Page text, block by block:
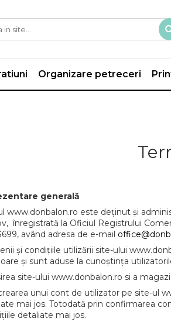
Organizare petreceri
generală
www.donbalon.ro este deținut și
înregistrată la Oficiul Registrului
având adresa de e-mail
și condițiile utilizării site-ului
și sunt aduse la cunoștința
site-ului www.donbalon.ro si a
unui cont de utilizator pe site-ul
mai jos. Totodată prin confirmarea
detaliate mai jos.